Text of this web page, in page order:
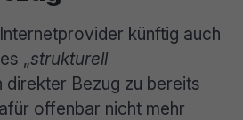
künftig auch
„strukturell
direkter Bezug zu bereits
offenbar nicht mehr